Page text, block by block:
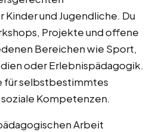
und Jugendliche. Du
Projekte und offene
Bereichen wie Sport,
oder Erlebnispädagogik.
für selbstbestimmtes
Kompetenzen.
Arbeit